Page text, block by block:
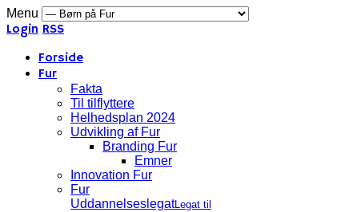
Menu
Login RSS
Forside
Fur
Fakta
Til tilflyttere
Helhedsplan 2024
Udvikling af Fur
Branding Fur
Emner
Innovation Fur
Fur
UddannelseslegatLegat til